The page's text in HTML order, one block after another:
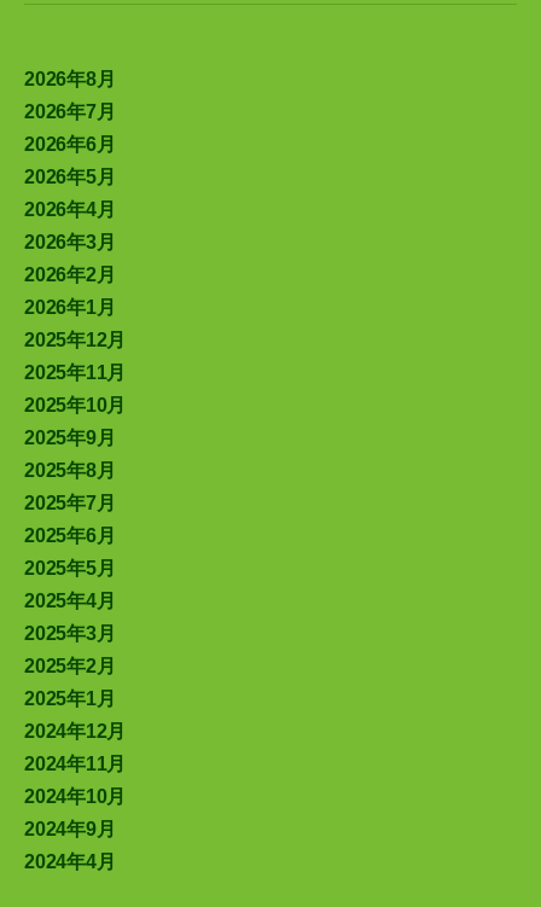
2026年8月
2026年7月
2026年6月
2026年5月
2026年4月
2026年3月
2026年2月
2026年1月
2025年12月
2025年11月
2025年10月
2025年9月
2025年8月
2025年7月
2025年6月
2025年5月
2025年4月
2025年3月
2025年2月
2025年1月
2024年12月
2024年11月
2024年10月
2024年9月
2024年4月